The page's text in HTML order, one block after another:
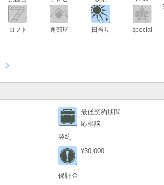
ロフト 角部屋 日当り special
契約
最低契約期間
応相談
保証金
¥30,000